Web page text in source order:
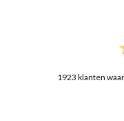
1923 klanten